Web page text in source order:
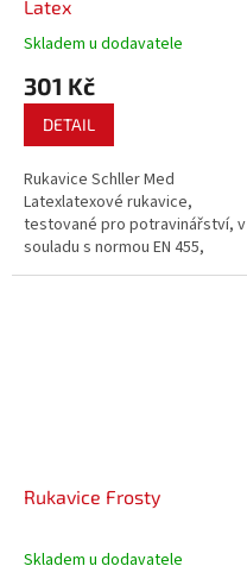
Latex
Skladem u dodavatele
301 Kč
DETAIL
Rukavice Schller Med
Latexlatexové rukavice,
testované pro potravinářství, v
souladu s normou EN 455,
vysoká odolnost opotřebení,
Rukavice Frosty
Skladem u dodavatele